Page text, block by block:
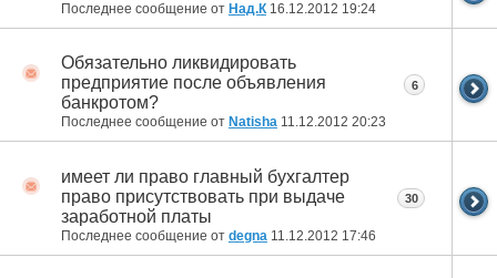
Последнее сообщение от Над.К 16.12.2012 19:24
Обязательно ликвидировать
предприятие после объявления
банкротом?
Последнее сообщение от Natisha 11.12.2012 20:23
6
имеет ли право главный бухгалтер
право присутствовать при выдаче
заработной платы
Последнее сообщение от degna 11.12.2012 17:46
30